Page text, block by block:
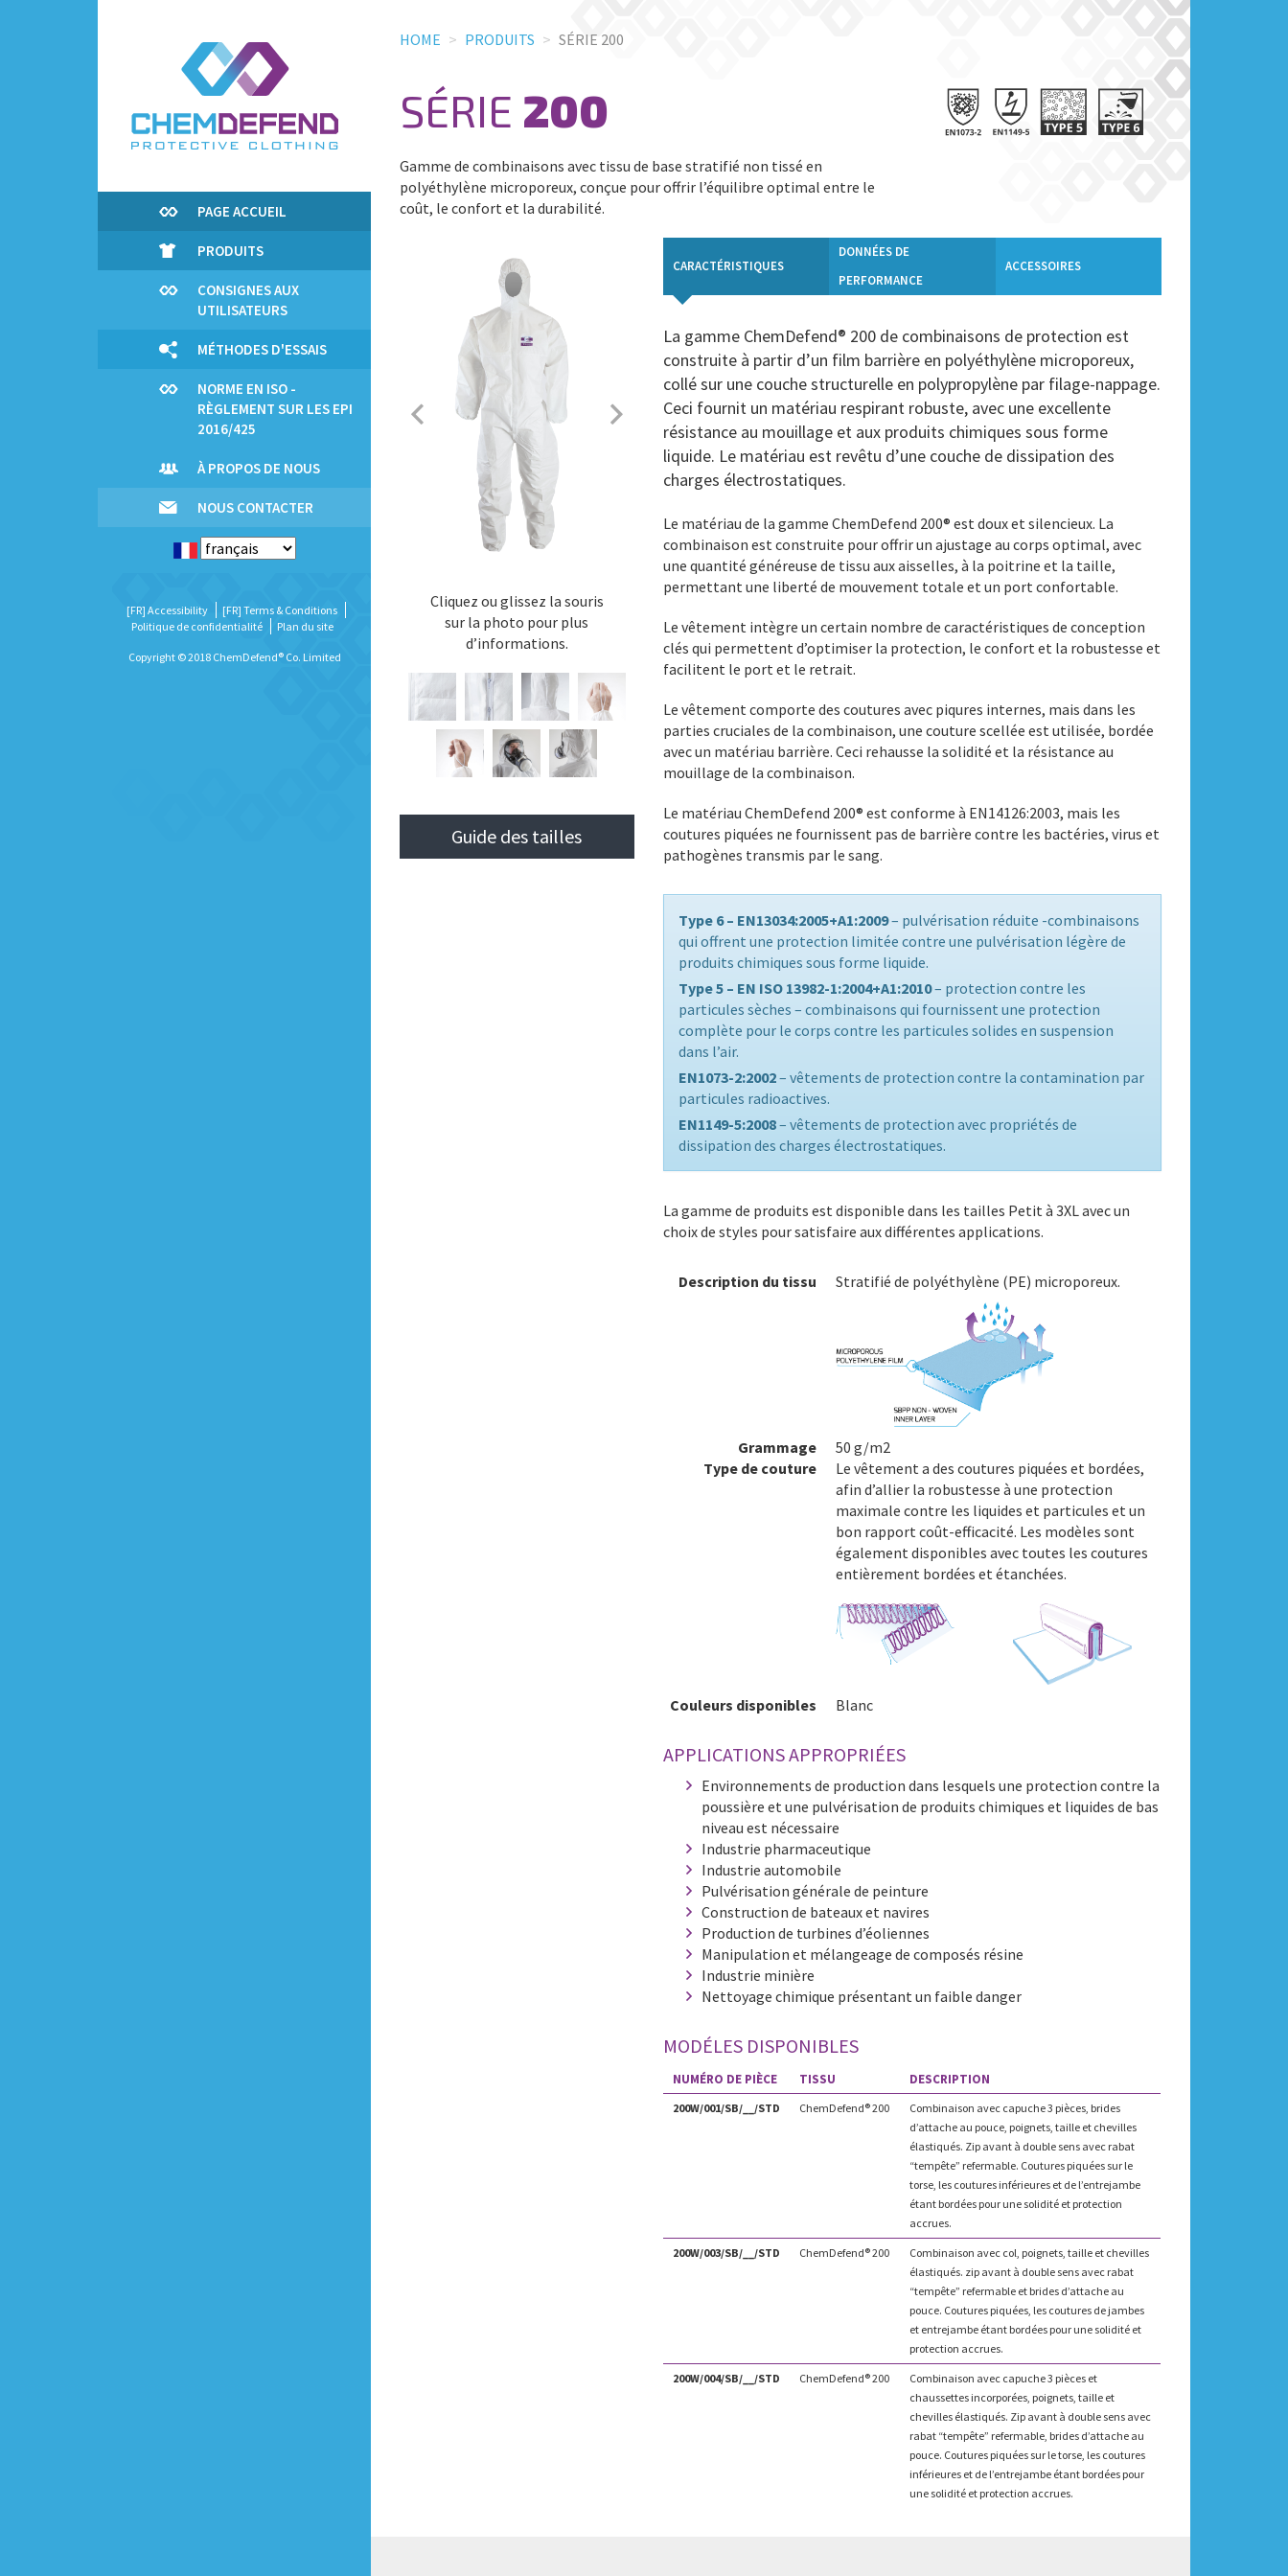
HOME PRODUITS SÉRIE 200
SÉRIE 200
Gamme de combinaisons avec tissu de base stratifié non tissé en
polyéthylène microporeux, conçue pour offrir l’équilibre optimal entre le
coût, le confort et la durabilité.
Cliquez ou glissez la souris
sur la photo pour plus
d’informations.
Guide des tailles
CARACTÉRISTIQUES
DONNÉES DE
PERFORMANCE
ACCESSOIRES
La gamme ChemDefend® 200 de combinaisons de protection est
construite à partir d’un film barrière en polyéthylène microporeux,
collé sur une couche structurelle en polypropylène par filage-nappage.
Ceci fournit un matériau respirant robuste, avec une excellente
résistance au mouillage et aux produits chimiques sous forme
liquide. Le matériau est revêtu d’une couche de dissipation des
charges électrostatiques.
Le matériau de la gamme ChemDefend 200® est doux et silencieux. La
combinaison est construite pour offrir un ajustage au corps optimal, avec
une quantité généreuse de tissu aux aisselles, à la poitrine et la taille,
permettant une liberté de mouvement totale et un port confortable.
Le vêtement intègre un certain nombre de caractéristiques de conception
clés qui permettent d’optimiser la protection, le confort et la robustesse et
facilitent le port et le retrait.
Le vêtement comporte des coutures avec piqures internes, mais dans les
parties cruciales de la combinaison, une couture scellée est utilisée, bordée
avec un matériau barrière. Ceci rehausse la solidité et la résistance au
mouillage de la combinaison.
Le matériau ChemDefend 200® est conforme à EN14126:2003, mais les
coutures piquées ne fournissent pas de barrière contre les bactéries, virus et
pathogènes transmis par le sang.
Type 6 – EN13034:2005+A1:2009– pulvérisation réduite -combinaisons
qui offrent une protection limitée contre une pulvérisation légère de
produits chimiques sous forme liquide.
Type 5 – EN ISO 13982-1:2004+A1:2010– protection contre les
particules sèches – combinaisons qui fournissent une protection
complète pour le corps contre les particules solides en suspension
dans l’air.
EN1073-2:2002– vêtements de protection contre la contamination par
particules radioactives.
EN1149-5:2008– vêtements de protection avec propriétés de
dissipation des charges électrostatiques.
La gamme de produits est disponible dans les tailles Petit à 3XL avec un
choix de styles pour satisfaire aux différentes applications.
Description du tissu Stratifié de polyéthylène (PE) microporeux.
Grammage
50 g/m2
Type de couture
Le vêtement a des coutures piquées et bordées,
afin d’allier la robustesse à une protection
maximale contre les liquides et particules et un
bon rapport coût-efficacité. Les modèles sont
également disponibles avec toutes les coutures
entièrement bordées et étanchées.
Couleurs disponibles Blanc
APPLICATIONS APPROPRIÉES
Environnements de production dans lesquels une protection contre la
poussière et une pulvérisation de produits chimiques et liquides de bas
niveau est nécessaire
Industrie pharmaceutique
Industrie automobile
Pulvérisation générale de peinture
Construction de bateaux et navires
Production de turbines d’éoliennes
Manipulation et mélangeage de composés résine
Industrie minière
Nettoyage chimique présentant un faible danger
MODÉLES DISPONIBLES
NUMÉRO DE PIÈCE TISSU DESCRIPTION
200W/001/SB/__/STD ChemDefend® 200
Combinaison avec capuche 3 pièces, brides
d’attache au pouce, poignets, taille et chevilles
élastiqués. Zip avant à double sens avec rabat
“tempête” refermable. Coutures piquées sur le
torse, les coutures inférieures et de l’entrejambe
étant bordées pour une solidité et protection
accrues.
200W/003/SB/__/STD ChemDefend® 200
Combinaison avec col, poignets, taille et chevilles
élastiqués. zip avant à double sens avec rabat
“tempête” refermable et brides d’attache au
pouce. Coutures piquées, les coutures de jambes
et entrejambe étant bordées pour une solidité et
protection accrues.
200W/004/SB/__/STD ChemDefend® 200
Combinaison avec capuche 3 pièces et
chaussettes incorporées, poignets, taille et
chevilles élastiqués. Zip avant à double sens avec
rabat “tempête” refermable, brides d’attache au
pouce. Coutures piquées sur le torse, les coutures
inférieures et de l’entrejambe étant bordées pour
une solidité et protection accrues.
PAGE ACCUEIL
PRODUITS
CONSIGNES AUX
UTILISATEURS
MÉTHODES D'ESSAIS
NORME EN ISO -
RÈGLEMENT SUR LES EPI
2016/425
À PROPOS DE NOUS
NOUS CONTACTER
[FR] Accessibility
[FR] Terms & Conditions
Politique de confidentialité
Plan du site
Copyright © 2018 ChemDefend® Co. Limited